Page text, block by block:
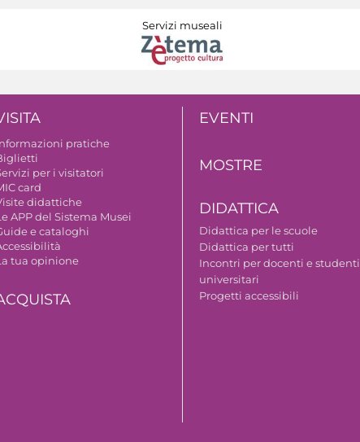
Servizi museali
pratiche
per i visitatori
card
didattiche
APP del Sistema Musei
e cataloghi
tua opinione
EVENTI
MOSTRE
DIDATTICA
Didattica per le scuole
Didattica per tutti
Incontri per docenti e studenti
universitari
Progetti accessibili